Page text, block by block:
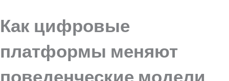
Как цифровые
платформы меняют